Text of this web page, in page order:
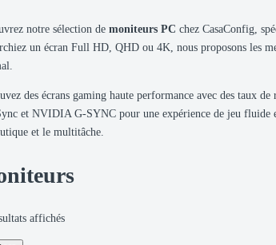
notre sélection de moniteurs PC chez CasaConfig,
un écran Full HD, QHD ou 4K, nous proposons les
des écrans gaming haute performance avec des taux
et NVIDIA G-SYNC pour une expérience de jeu fluide
et le multitâche.
affichésTrié